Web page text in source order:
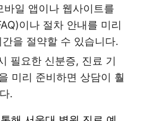
바일 앱이나 웹사이트를
이나 절차 안내를 미리
을 절약할 수 있습니다.
필요한 신분증, 진료 기
미리 준비하면 상담이 훨
.